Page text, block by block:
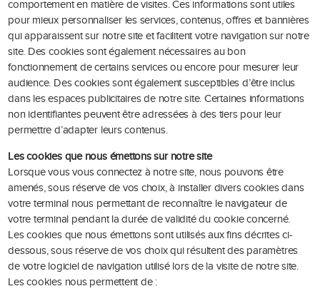
comportement en matière de visites. Ces informations sont utiles
pour mieux personnaliser les services, contenus, offres et bannières
qui apparaissent sur notre site et facilitent votre navigation sur notre
site. Des cookies sont également nécessaires au bon
fonctionnement de certains services ou encore pour mesurer leur
audience. Des cookies sont également susceptibles d’être inclus
dans les espaces publicitaires de notre site. Certaines informations
non identifiantes peuvent être adressées à des tiers pour leur
permettre d’adapter leurs contenus.
Les cookies que nous émettons sur notre site
Lorsque vous vous connectez à notre site, nous pouvons être
amenés, sous réserve de vos choix, à installer divers cookies dans
votre terminal nous permettant de reconnaître le navigateur de
votre terminal pendant la durée de validité du cookie concerné.
Les cookies que nous émettons sont utilisés aux fins décrites ci-
dessous, sous réserve de vos choix qui résultent des paramètres
de votre logiciel de navigation utilisé lors de la visite de notre site.
Les cookies nous permettent de :